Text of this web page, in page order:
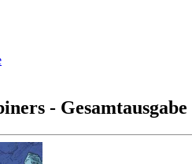
- Gesamtausgabe